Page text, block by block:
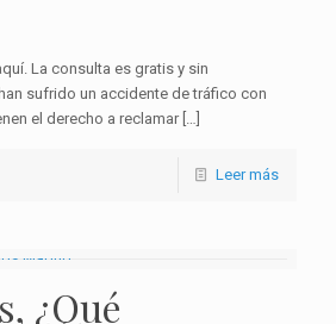
La consulta es gratis y sin
sufrido un accidente de tráfico con
el derecho a reclamar[…]
Leer más
¿Qué